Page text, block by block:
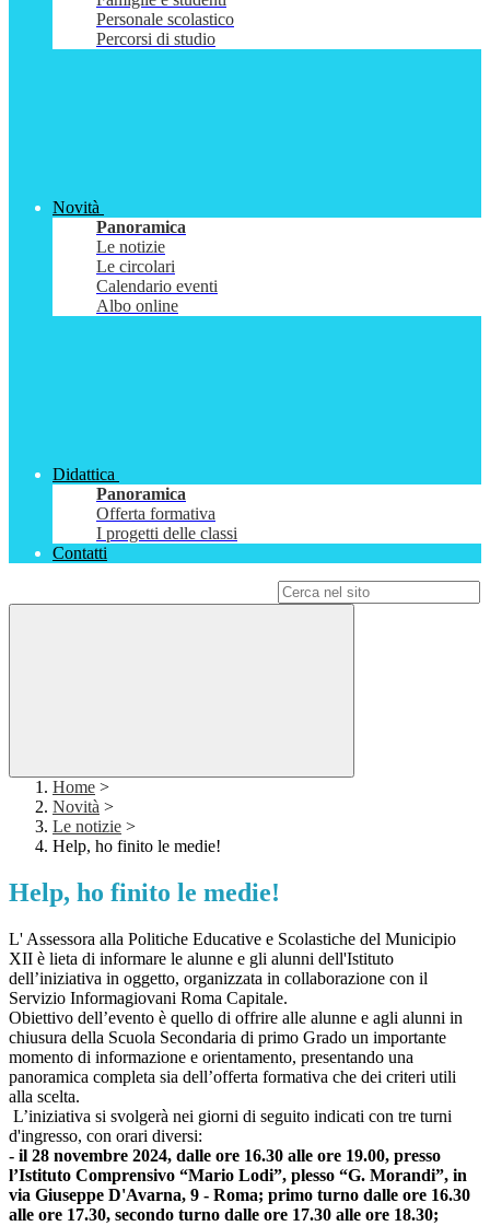
Personale scolastico
Percorsi di studio
Novità
Panoramica
Le notizie
Le circolari
Calendario eventi
Albo online
Didattica
Panoramica
Offerta formativa
I progetti delle classi
Contatti
Home >
Novità >
Le notizie >
Help, ho finito le medie!
Help, ho finito le medie!
L' Assessora alla Politiche Educative e Scolastiche del Municipio
XII è lieta di informare le alunne e gli alunni dell'Istituto
dell’iniziativa in oggetto, organizzata in collaborazione con il
Servizio Informagiovani Roma Capitale.
Obiettivo dell’evento è quello di offrire alle alunne e agli alunni in
chiusura della Scuola Secondaria di primo Grado un importante
momento di informazione e orientamento, presentando una
panoramica completa sia dell’offerta formativa che dei criteri utili
alla scelta.
L’iniziativa si svolgerà nei giorni di seguito indicati con tre turni
d'ingresso, con orari diversi:
- il 28 novembre 2024, dalle ore 16.30 alle ore 19.00, presso
l’Istituto Comprensivo “Mario Lodi”, plesso “G. Morandi”, in
via Giuseppe D'Avarna, 9 - Roma; primo turno dalle ore 16.30
alle ore 17.30, secondo turno dalle ore 17.30 alle ore 18.30;